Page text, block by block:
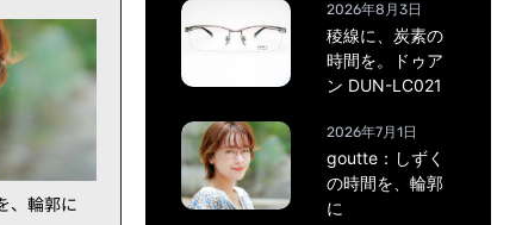
、輪郭に
2026年8月3日
稜線に、炭素の
時間を。ドゥア
ン DUN-LC021
2026年7月1日
goutte：しずく
の時間を、輪郭
に